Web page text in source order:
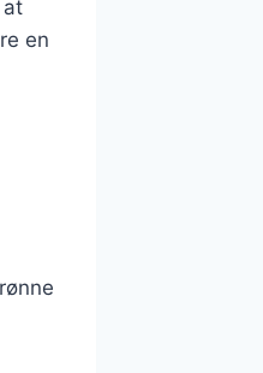
at
en